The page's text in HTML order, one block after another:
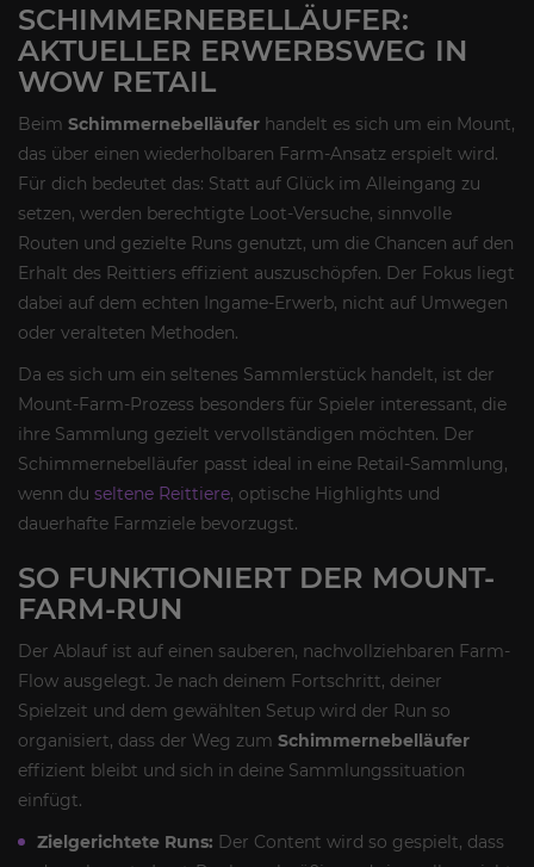
SCHIMMERNEBELLÄUFER:
AKTUELLER ERWERBSWEG IN
WOW RETAIL
Beim Schimmernebelläufer handelt es sich um ein Mount,
das über einen wiederholbaren Farm-Ansatz erspielt wird.
Für dich bedeutet das: Statt auf Glück im Alleingang zu
setzen, werden berechtigte Loot-Versuche, sinnvolle
Routen und gezielte Runs genutzt, um die Chancen auf den
Erhalt des Reittiers effizient auszuschöpfen. Der Fokus liegt
dabei auf dem echten Ingame-Erwerb, nicht auf Umwegen
oder veralteten Methoden.
Da es sich um ein seltenes Sammlerstück handelt, ist der
Mount-Farm-Prozess besonders für Spieler interessant, die
ihre Sammlung gezielt vervollständigen möchten. Der
Schimmernebelläufer passt ideal in eine Retail-Sammlung,
wenn du seltene Reittiere, optische Highlights und
dauerhafte Farmziele bevorzugst.
SO FUNKTIONIERT DER MOUNT-
FARM-RUN
Der Ablauf ist auf einen sauberen, nachvollziehbaren Farm-
Flow ausgelegt. Je nach deinem Fortschritt, deiner
Spielzeit und dem gewählten Setup wird der Run so
organisiert, dass der Weg zum Schimmernebelläufer
effizient bleibt und sich in deine Sammlungssituation
einfügt.
Zielgerichtete Runs: Der Content wird so gespielt, dass